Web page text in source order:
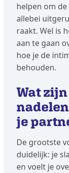
helpen om
allebei
raakt. Wel is
aan te gaan
hoe je de
behouden.
Wat
je
De grootste
duidelijk: je
en voelt je